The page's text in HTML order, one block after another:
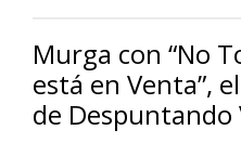
Murga con “No
está en Venta”,
de Despuntando